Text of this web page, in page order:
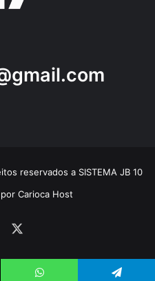
reservados a SISTEMA JB 10
Carioca Host